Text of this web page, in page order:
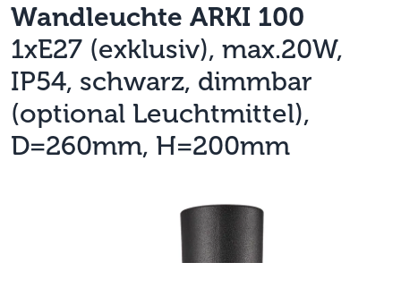
Wandleuchte ARKI 100
1xE27 (exklusiv), max.20W,
IP54, schwarz, dimmbar
(optional Leuchtmittel),
D=260mm, H=200mm